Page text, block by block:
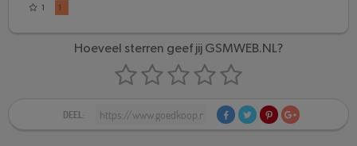
1
1
Hoeveel sterren geef jij GSMWEB.NL?
DEEL: